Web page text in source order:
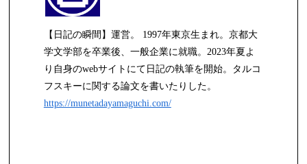
【日記の瞬間】運営。 1997年東京生まれ。京都大
学文学部を卒業後、一般企業に就職。2023年夏よ
り自身のwebサイトにて日記の執筆を開始。タルコ
フスキーに関する論文を書いたりした。
https://munetadayamaguchi.com/